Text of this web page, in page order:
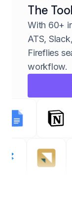
The
With 60+
ATS,
Fireflies
workflow.